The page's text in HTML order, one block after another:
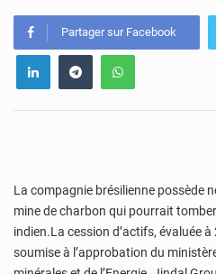
Partager sur Facebook
La compagnie brésilienne possède
mine de charbon qui pourrait
indien.La cession d’actifs, évaluée
soumise à l’approbation du